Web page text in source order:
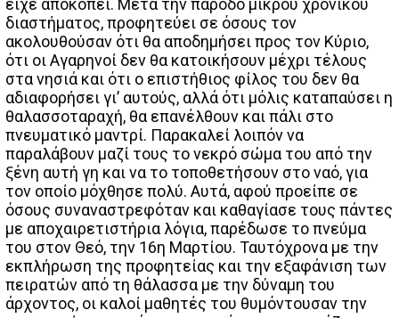
είχε αποκοπεί. Μετά την πάροδο μικρού χρονικού
διαστήματος, προφητεύει σε όσους τον
ακολουθούσαν ότι θα αποδημήσει προς τον Κύριο,
ότι οι Αγαρηνοί δεν θα κατοικήσουν μέχρι τέλους
στα νησιά και ότι ο επιστήθιος φίλος του δεν θα
αδιαφορήσει γι’ αυτούς, αλλά ότι μόλις καταπαύσει η
θαλασσοταραχή, θα επανέλθουν και πάλι στο
πνευματικό μαντρί. Παρακαλεί λοιπόν να
παραλάβουν μαζί τους το νεκρό σώμα του από την
ξένη αυτή γη και να το τοποθετήσουν στο ναό, για
τον οποίο μόχθησε πολύ. Αυτά, αφού προείπε σε
όσους συναναστρεφόταν και καθαγίασε τους πάντες
με αποχαιρετιστήρια λόγια, παρέδωσε το πνεύμα
του στον Θεό, την 16η Μαρτίου. Ταυτόχρονα με την
εκπλήρωση της προφητείας και την εξαφάνιση των
πειρατών από τη θάλασσα με την δύναμη του
άρχοντος, οι καλοί μαθητές του θυμόντουσαν την